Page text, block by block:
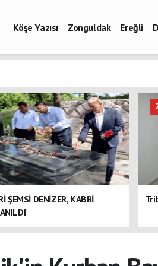
Köşe Yazısı Zonguldak Ereğli
ŞEMSİ DENİZER, KABRİ